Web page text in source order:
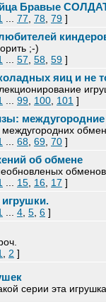
Бравые
77 78 79 ]
;-)
57 58 59 ]
яиц и не
99 100 101 ]
68 69 70 ]
об обмене
обменов
15 16 17 ]
4 5 6 ]
2 ]
серии эта